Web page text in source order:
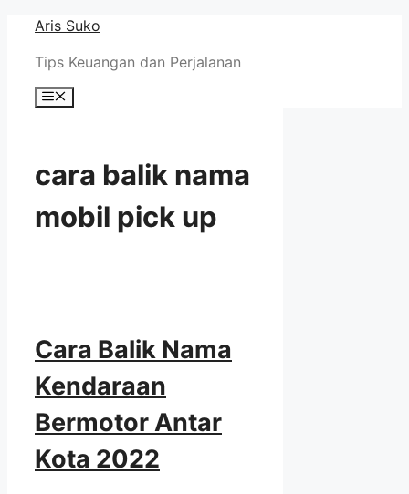
Skip
content
Aris Suko
Tips Keuangan dan Perjalanan
Menu
cara balik nama
mobil pick up
Cara Balik Nama
Kendaraan
Bermotor Antar
Kota 2022